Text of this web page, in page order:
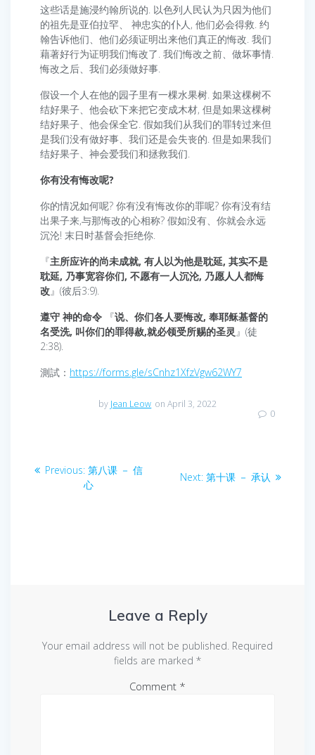
这些话是施浸约翰所说的. 以色列人民认为只因为他们
的祖先是亚伯拉罕、 神忠实的仆人, 他们必会得救. 约
翰告诉他们、他们必须证明出来他们真正的悔改. 我们
藉著好行为证明我们悔改了. 我们悔改之前、做坏事情.
悔改之后、我们必须做好事.
假设一个人在他的园子里有一棵水果树. 如果这棵树不
结好果子、他会砍下来把它变成木材, 但是如果这棵树
结好果子、他会保全它. 假如我们从我们的罪转过来但
是我们没有做好事、我们还是会失丧的. 但是如果我们
结好果子、神会爱我们和拯救我们.
你有没有悔改呢?
你的情况如何呢? 你有没有悔改你的罪呢? 你有没有结
出果子来,与那悔改的心相称? 假如没有、你就会永远
沉沦! 末日时基督会拒绝你.
『主所应许的尚未成就, 有人以为他是耽延, 其实不是
耽延, 乃事宽容你们, 不愿有一人沉沦, 乃愿人人都悔
改』(彼后3:9).
遵守 神的命令
『说、你们各人要悔改, 奉耶稣基督的
名受洗, 叫你们的罪得赦,就必领受所赐的圣灵 』(徒
2:38).
測試： https://forms.gle/sCnhz1XfzVgw62WY7
by Jean Leow on April 3, 2022
0
Post
navigation
Previous: Previous
post:
第八课 － 信
心
Next: Next
第十课 － 承认
Leave a Reply
Your email address will not be published. Required
fields are marked *
Comment *